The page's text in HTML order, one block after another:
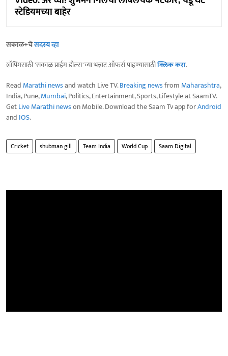
स्टेडियमच्या बाहेर
सकाळ+चेसदस्य व्हा
शॉपिंगसाठी 'सकाळ प्राईम डील्स'च्या भन्नाट ऑफर्स पाहण्यासाठीक्लिक करा.
Read Marathi newsand watch Live TV.Breaking newsfrom Maharashtra,
India, Pune,Mumbai, Politics, Entertainment, Sports, Lifestyle at SaamTV.
GetLive Marathi newson Mobile. Download the Saam Tv app forAndroid
and IOS.
Cricket shubman gill Team India World Cup Saam Digital